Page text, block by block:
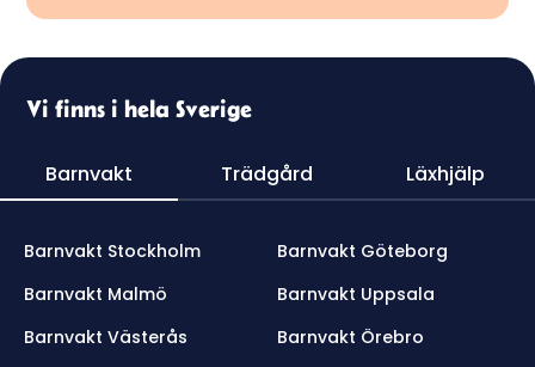
Vi finns i hela Sverige
Barnvakt Trädgård Läxhjälp
Barnvakt Stockholm
Barnvakt Göteborg
Barnvakt Malmö
Barnvakt Uppsala
Barnvakt Västerås
Barnvakt Örebro